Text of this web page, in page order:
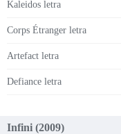
Kaleidos letra
Corps Étranger letra
Artefact letra
Defiance letra
Infini (2009)